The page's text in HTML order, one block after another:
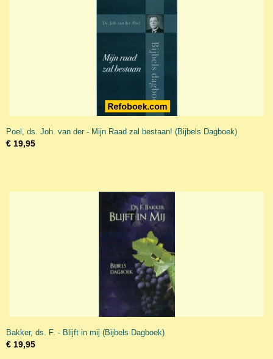
Poel, ds. Joh. van der - Mijn Raad zal bestaan! (Bijbels Dagboek)
€ 19,95
Bakker, ds. F. - Blijft in mij (Bijbels Dagboek)
€ 19,95